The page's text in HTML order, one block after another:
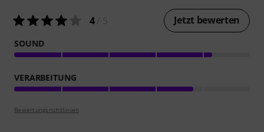
4/ 5 Jetzt bewerten
SOUND
VERARBEITUNG
Bewertungsrichtlinien